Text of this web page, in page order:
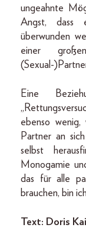
ungeahnte
Angst, dass
überwunden
einer
(Sexual-
Eine
ebenso
Partner an
selbst
Monogamie
das für alle
brauchen, bin
Text: Doris